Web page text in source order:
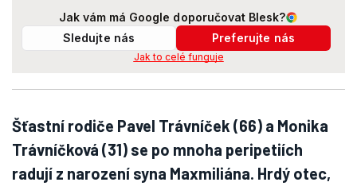
Jak vám má Google doporučovat Blesk?
Sledujte nás
Preferujte nás
Jak to celé funguje
Šťastní rodiče Pavel Trávníček (66) a Monika
Trávníčková (31) se po mnoha peripetiích
radují z narození syna Maxmiliána. Hrdý otec,